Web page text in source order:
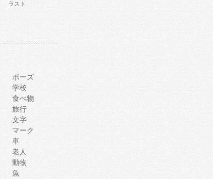
ラスト
ポーズ
学校
食べ物
旅行
文字
マーク
車
老人
動物
魚